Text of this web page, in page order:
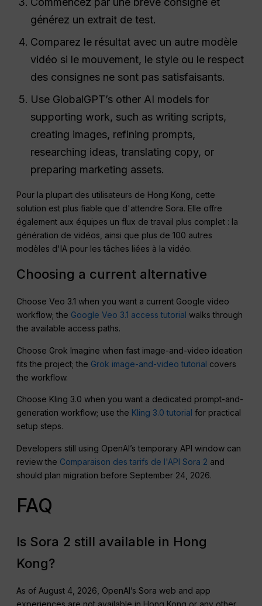
générez un extrait de test.
Comparez le résultat avec un autre modèle
vidéo si le mouvement, le style ou le respect
des consignes ne sont pas satisfaisants.
Use GlobalGPT’s other AI models for
supporting work, such as writing scripts,
creating images, refining prompts,
researching ideas, translating copy, or
preparing marketing assets.
Pour la plupart des utilisateurs de Hong Kong, cette
solution est plus fiable que d'attendre Sora. Elle offre
également aux équipes un flux de travail plus complet : la
génération de vidéos, ainsi que plus de 100 autres
modèles d'IA pour les tâches liées à la vidéo.
Choosing a current alternative
Choose Veo 3.1 when you want a current Google video
workflow; the Google Veo 3.1 access tutorial walks through
the available access paths.
Choose Grok Imagine when fast image-and-video ideation
fits the project; the Grok image-and-video tutorial covers
the workflow.
Choose Kling 3.0 when you want a dedicated prompt-and-
generation workflow; use the Kling 3.0 tutorial for practical
setup steps.
Developers still using OpenAI’s temporary API window can
review the Comparaison des tarifs de l'API Sora 2 and
should plan migration before September 24, 2026.
FAQ
Is Sora 2 still available in Hong
Kong?
As of August 4, 2026, OpenAI’s Sora web and app
experiences are not available in Hong Kong or any other